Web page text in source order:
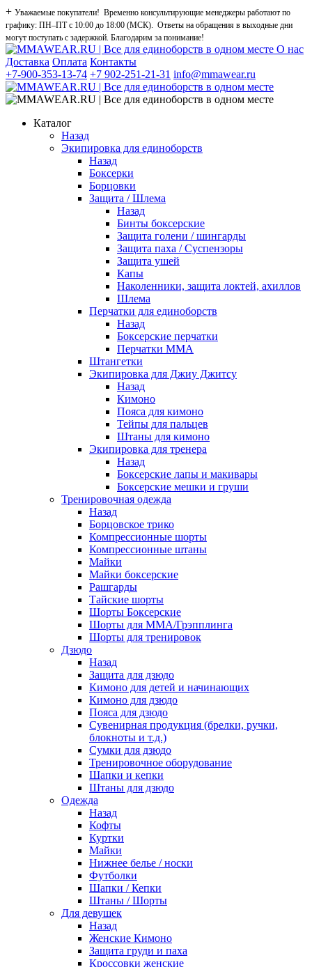
+ Уважаемые покупатели! Временно консультирующие менеджеры работают по
графику: ПН–ПТ с 10:00 до 18:00 (МСК). Ответы на обращения в выходные дни
могут поступать с задержкой. Благодарим за понимание!
О нас
Доставка Оплата Контакты
+7-900-353-13-74 +7 902-251-21-31 info@mmawear.ru
Каталог
Назад
Экипировка для единоборств
Назад
Боксерки
Борцовки
Защита / Шлема
Назад
Бинты боксерские
Защита голени / шингарды
Защита паха / Суспензоры
Защита ушей
Капы
Наколенники, защита локтей, ахиллов
Шлема
Перчатки для единоборств
Назад
Боксерские перчатки
Перчатки ММА
Штангетки
Экипировка для Джиу Джитсу
Назад
Кимоно
Пояса для кимоно
Тейпы для пальцев
Штаны для кимоно
Экипировка для тренера
Назад
Боксерские лапы и макивары
Боксерские мешки и груши
Тренировочная одежда
Назад
Борцовское трико
Компрессионные шорты
Компрессионные штаны
Майки
Майки боксерские
Рашгарды
Тайские шорты
Шорты Боксерские
Шорты для ММА/Грэпплинга
Шорты для тренировок
Дзюдо
Назад
Защита для дзюдо
Кимоно для детей и начинающих
Кимоно для дзюдо
Пояса для дзюдо
Сувенирная продукция (брелки, ручки,
блокноты и т.д.)
Сумки для дзюдо
Тренировочное оборудование
Шапки и кепки
Штаны для дзюдо
Одежда
Назад
Кофты
Куртки
Майки
Нижнее белье / носки
Футболки
Шапки / Кепки
Штаны / Шорты
Для девушек
Назад
Женские Кимоно
Защита груди и паха
Кроссовки женские